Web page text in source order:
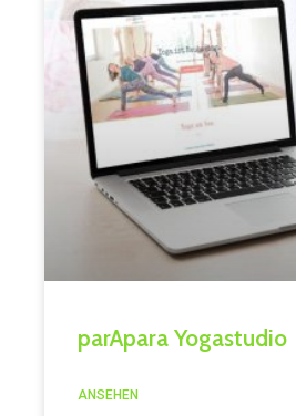
parApara Yogastudio
ANSEHEN